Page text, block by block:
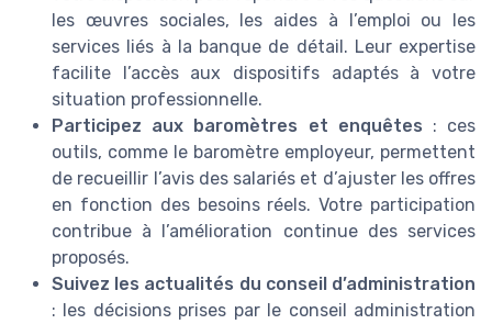
les œuvres sociales, les aides à l’emploi ou les
services liés à la banque de détail. Leur expertise
facilite l’accès aux dispositifs adaptés à votre
situation professionnelle.
Participez aux baromètres et enquêtes : ces
outils, comme le baromètre employeur, permettent
de recueillir l’avis des salariés et d’ajuster les offres
en fonction des besoins réels. Votre participation
contribue à l’amélioration continue des services
proposés.
Suivez les actualités du conseil d’administration
: les décisions prises par le conseil administration